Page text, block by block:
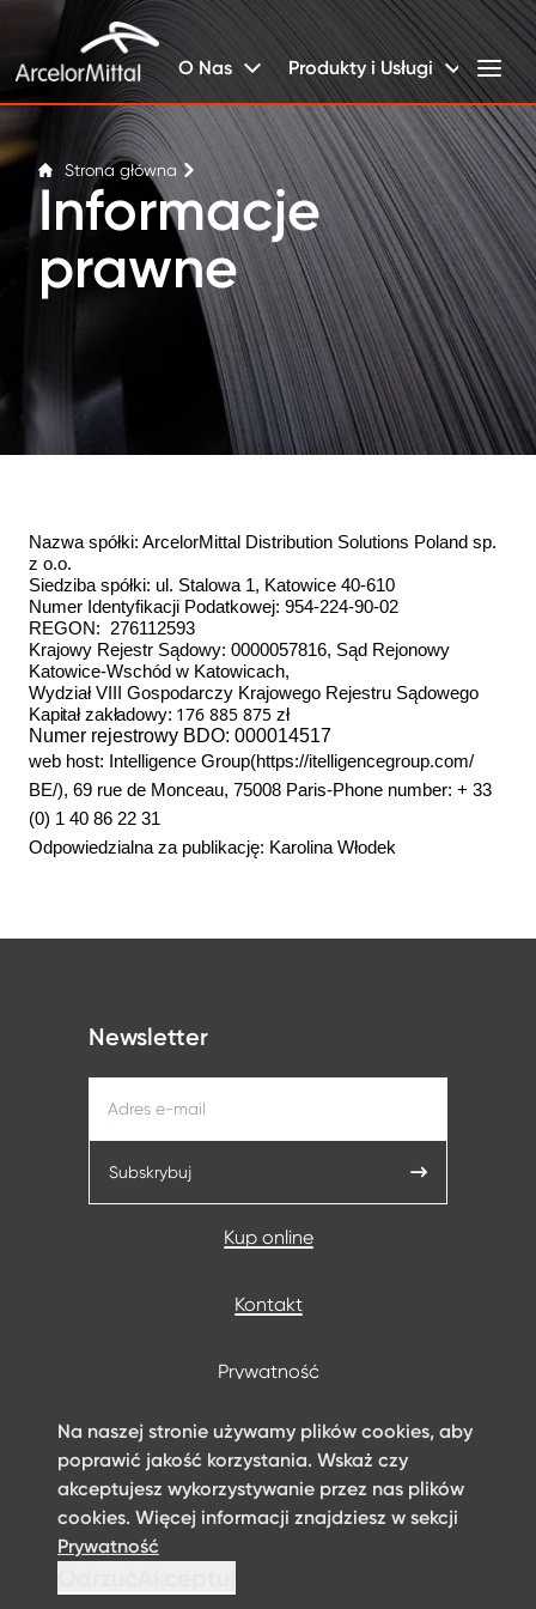
O Nas Produkty i Usługi
Strona główna
Informacje
prawne
Nazwa spółki: ArcelorMittal Distribution Solutions Poland sp.
z o.o.
Siedziba spółki: ul. Stalowa 1, Katowice 40-610
Numer Identyfikacji Podatkowej: 954-224-90-02
REGON: 276112593
Krajowy Rejestr Sądowy: 0000057816, Sąd Rejonowy
Katowice-Wschód w Katowicach,
Wydział VIII Gospodarczy Krajowego Rejestru Sądowego
Kapitał zakładowy: 176 885 875 zł
Numer rejestrowy BDO: 000014517
web host: Intelligence Group(https://itelligencegroup.com/
BE/), 69 rue de Monceau, 75008 Paris-Phone number: + 33
(0) 1 40 86 22 31
Odpowiedzialna za publikację: Karolina Włodek
Newsletter
Subskrybuj
Kup online
Kontakt
Prywatność
Warunki korzystania z witryny
Informacje prawne
©2024 ArcelorMittal Distribution Solutions
Na naszej stronie używamy plików cookies, aby
poprawić jakość korzystania. Wskaż czy
akceptujesz wykorzystywanie przez nas plików
cookies. Więcej informacji znajdziesz w sekcji
Prywatność